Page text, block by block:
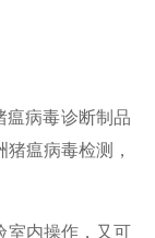
瘟病毒诊断制品
瘟病毒检测，
室内操作，又可